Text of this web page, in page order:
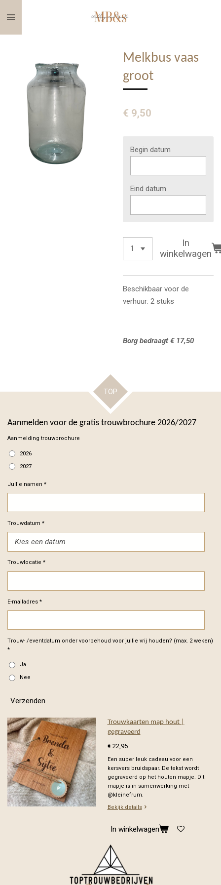
direct
naar
Melkbus vaas
groot
€ 9,50
Begin datum
Eind datum
In
winkelwagen
Beschikbaar voor de
verhuur: 2 stuks
Borg bedraagt € 17,50
TOP
Aanmelden voor de gratis trouwbrochure 2026/2027
Aanmelding trouwbrochure
2026
2027
Jullie namen *
Trouwdatum *
Trouwlocatie *
E-mailadres *
Trouw- /eventdatum onder voorbehoud voor jullie vrij houden? (max. 2 weken)
*
Ja
Nee
Verzenden
Trouwkaarten map hout |
gegraveerd
€ 22,95
Een super leuk cadeau voor een
kersvers bruidspaar. De tekst wordt
gegraveerd op het houten mapje. Dit
mapje is in samenwerking met
@kleinefrum.
Bekijk details
In winkelwagen